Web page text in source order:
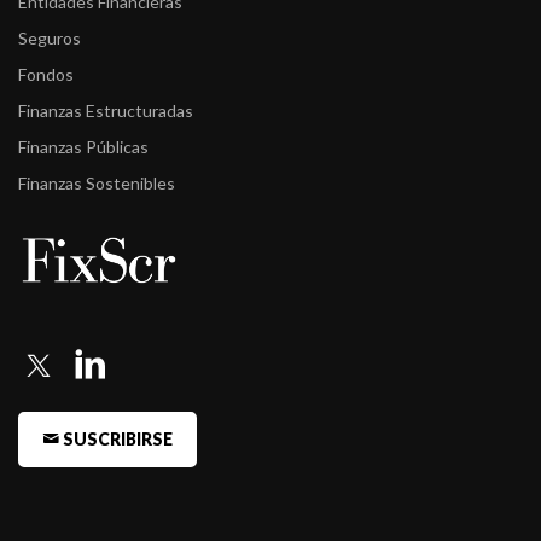
-Fitch confirma la calificación AA-/V5(arg) de Alpha Renta
Capital D& ...
-Fitch confirma la calificación del fondo Alpha Pesos Plus en
AA/V2(a ...
Glo ...
-Fitch confirma la calificación del fondo Alpha Renta Capital
Pesos e ...
Seguros
Fondos
Finanzas Estructuradas
Finanzas Públicas
Finanzas Sostenibles
SUSCRIBIRSE